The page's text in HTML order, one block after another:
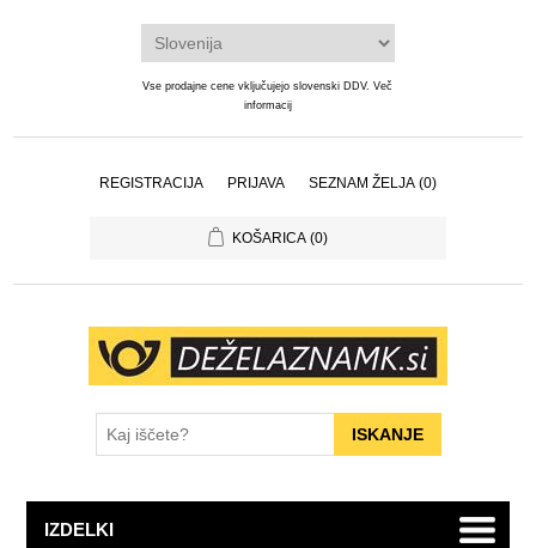
Vse prodajne cene vključujejo slovenski DDV.Več
informacij
REGISTRACIJA PRIJAVA SEZNAM ŽELJA (0)
KOŠARICA (0)
IZDELKI